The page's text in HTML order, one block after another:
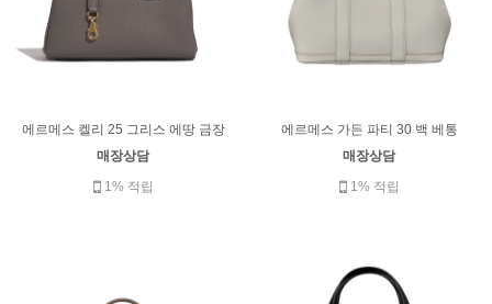
에르메스 켈리 25 그리스 에땅 금장
매장상담
1% 적립
에르메스 가든 파티 30 백 베통
매장상담
1% 적립